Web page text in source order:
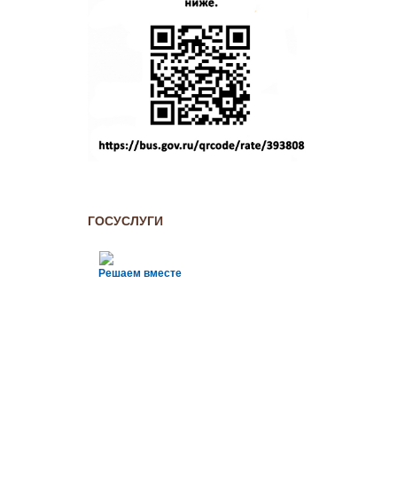
ГОСУСЛУГИ
Решаем вместе